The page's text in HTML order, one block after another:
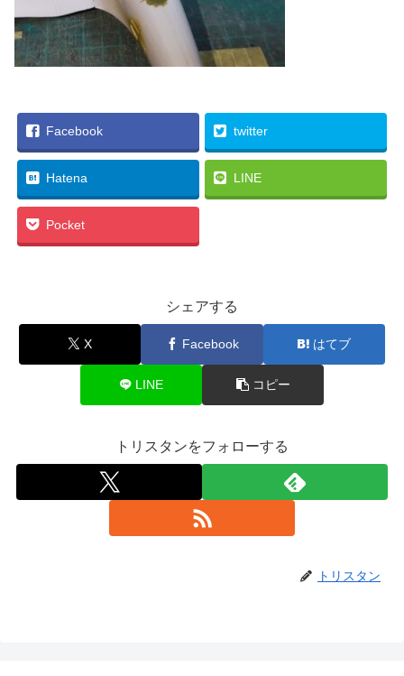
Facebook twitter
Hatena LINE
Pocket
シェアする
X Facebook はてブ
LINE コピー
トリスタンをフォローする
トリスタン